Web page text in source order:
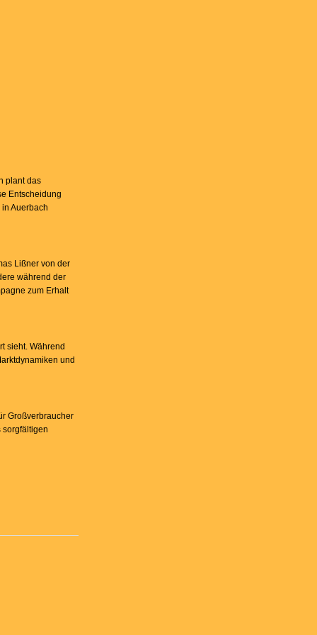
plant das
Entscheidung
Auerbach
Lißner von der
während der
zum Erhalt
sieht. Während
und
Großverbraucher
sorgfältigen